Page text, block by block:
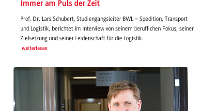
Immer am Puls der Zeit
Prof. Dr. Lars Schubert, Studiengangsleiter BWL – Spedition, Transport
und Logistik, berichtet im Interview von seinem beruflichen Fokus, seiner
Zielsetzung und seiner Leidenschaft für die Logistik.
weiterlesen